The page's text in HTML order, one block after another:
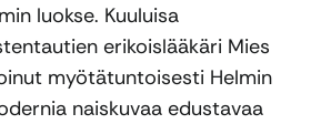
luokse. Kuuluisa
erikoislääkäri Mies
myötätuntoisesti Helmin
naiskuvaa edustavaa